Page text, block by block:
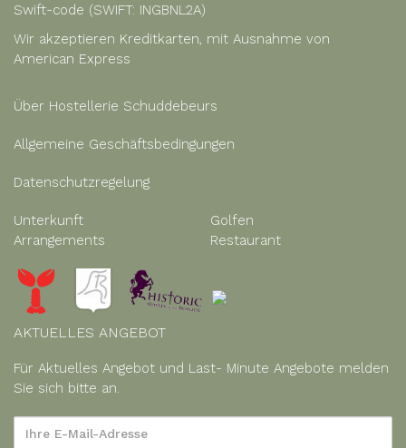
Swift-code (SWIFT: INGBNL2A)
Wir akzeptieren Kreditkarten, mit Ausnahme von
American Express
Über Hostellerie Schuddebeurs
Allgemeine Geschäftsbedingungen
Datenschutzregelung
Unterkunft
Arrangements
Golfen
Restaurant
AKTUELLES ANGEBOT
Für Aktuelles Angebot und Last- Minute Angebote melden
Sie sich bitte an.